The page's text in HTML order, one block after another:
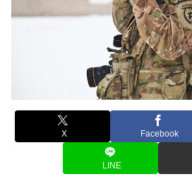
X Facebook
LINE